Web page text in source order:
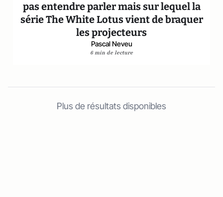
pas entendre parler mais sur lequel la
série The White Lotus vient de braquer
les projecteurs
Pascal Neveu
6 min de lecture
Plus de résultats disponibles